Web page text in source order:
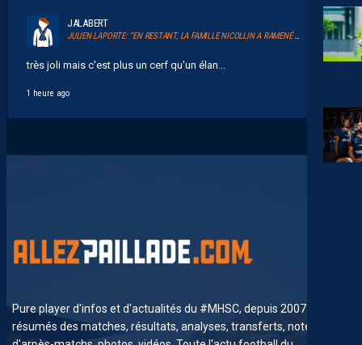
JALABERT
JULIEN LAPORTE: “EN RESTANT, LA FAMILLE NICOLLIN A RAMENÉ UN ÉLAN AU CLUB.”
très joli mais c'est plus un cerf qu'un élan...
1 heure ago
Pure player d'infos et d'actualités du #MHSC, depuis 2007. News,
résumés des matches, résultats, analyses, transferts, notes